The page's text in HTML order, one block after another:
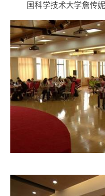
国科学技术大学詹传